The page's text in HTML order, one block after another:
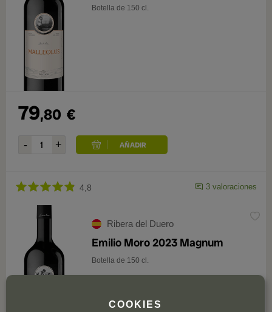
Botella de 150 cl.
79,80 €
4,8 3 valoraciones
Ribera del Duero
Emilio Moro 2023 Magnum
Botella de 150 cl.
COOKIES